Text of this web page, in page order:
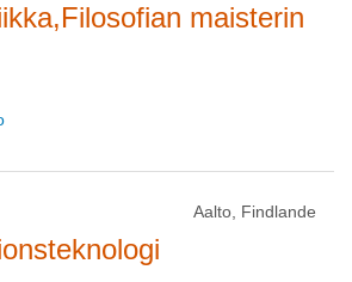
maisterin
Aalto, Findlande